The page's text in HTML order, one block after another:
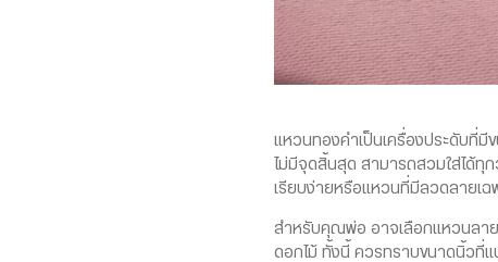
แหวนทองคำเป็นเครื่องประดับที่
ไม่มีจุดสิ้นสุด สามารถสวมใส่ได้
เรียบง่ายหรือแหวนที่มีลวดลายเฉ
สำหรับคุณพ่อ อาจเลือกแหวนลา
ดอกไม้ ทั้งนี้ ควรทราบขนาดนิ้วที่